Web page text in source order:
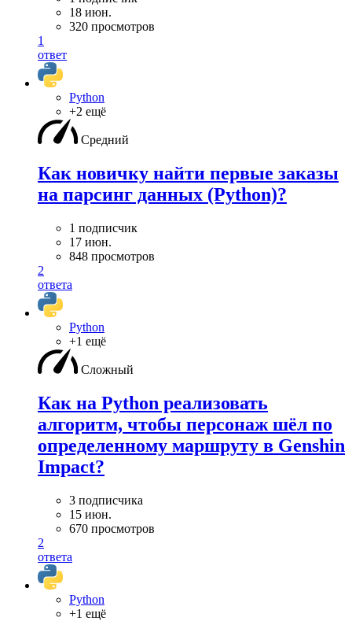
18 июн.
320 просмотров
1
ответ
Python
+2 ещё
Средний
Как новичку найти первые заказы
на парсинг данных (Python)?
1 подписчик
17 июн.
848 просмотров
2
ответа
Python
+1 ещё
Сложный
Как на Python реализовать
алгоритм, чтобы персонаж шёл по
определенному маршруту в Genshin
Impact?
3 подписчика
15 июн.
670 просмотров
2
ответа
Python
+1 ещё